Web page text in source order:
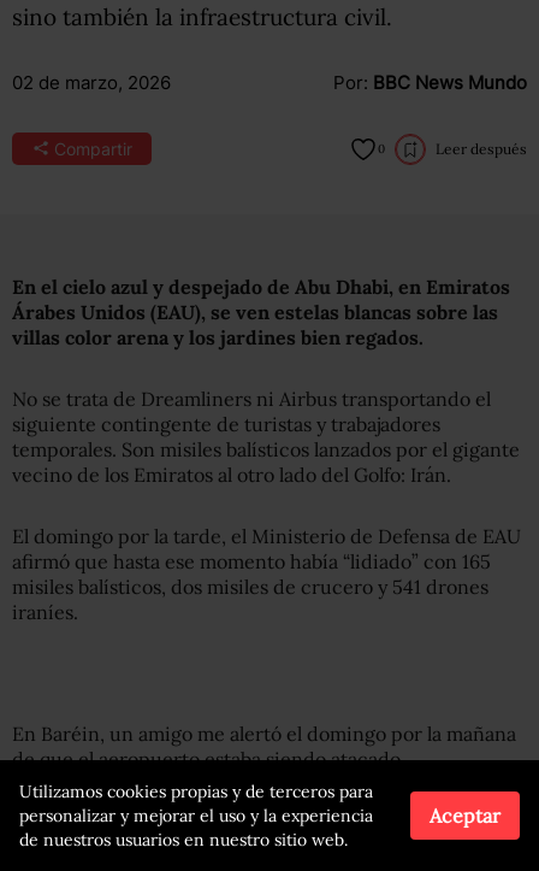
sino también la infraestructura civil.
02 de marzo, 2026 Por: BBC News Mundo
Compartir 0 Leer después
En el cielo azul y despejado de Abu Dhabi, en Emiratos
Árabes Unidos (EAU), se ven estelas blancas sobre las
villas color arena y los jardines bien regados.
No se trata de Dreamliners ni Airbus transportando el
siguiente contingente de turistas y trabajadores
temporales. Son misiles balísticos lanzados por el gigante
vecino de los Emiratos al otro lado del Golfo: Irán.
El domingo por la tarde, el Ministerio de Defensa de EAU
afirmó que hasta ese momento había “lidiado” con 165
misiles balísticos, dos misiles de crucero y 541 drones
iraníes.
En Baréin, un amigo me alertó el domingo por la mañana
de que el aeropuerto estaba siendo atacado.
“Me despertaron fuertes explosiones y sirenas”, escribió.
“Creo que unas 20 explosiones. Al menos dos impactos”.
Utilizamos cookies propias y de terceros para
personalizar y mejorar el uso y la experiencia
de nuestros usuarios en nuestro sitio web.
Aceptar